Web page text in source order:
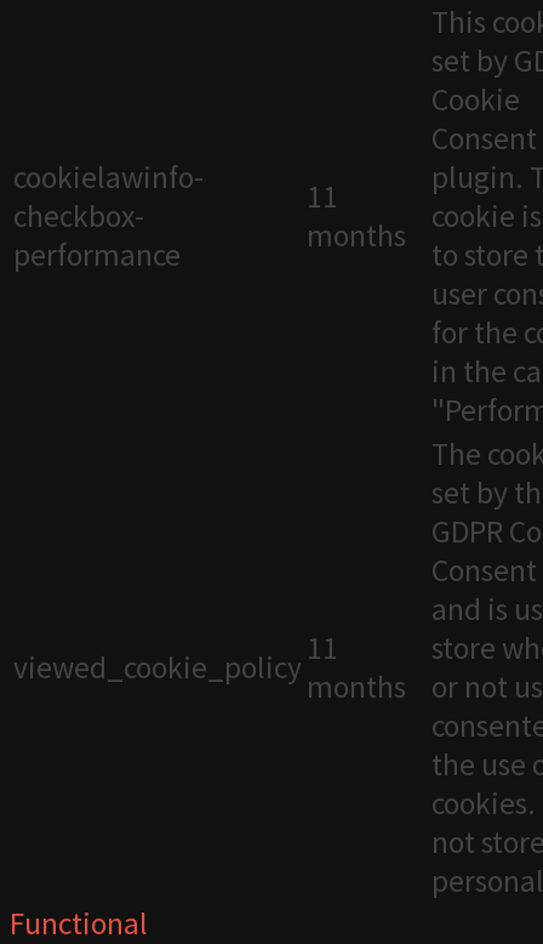
cookielawinfo-
checkbox-
performance
11
months
This
set by
Cookie
Consent
plugin.
cookie
to store
user
for the
in the
viewed_cookie_policy 11
months
The
set by
GDPR
and is
store
or not
the use
not
Functional